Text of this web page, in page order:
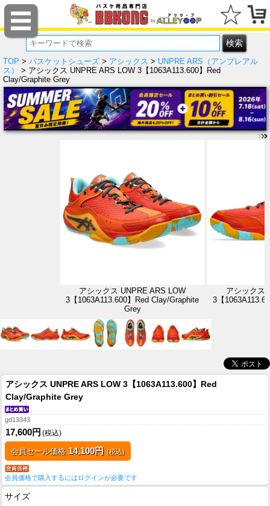
TOP > バスケットシューズ > アシックス > UNPRE ARS（アンプレアル
ス）
> アシックス UNPRE ARS LOW 3【1063A113.600】Red
Clay/Graphite Grey
アシックス UNPRE ARS LOW
3【1063A113.600】Red Clay/Graphite
Grey
アシックス
3【
アシックス UNPRE ARS LOW 3【1063A113.600】Red
Clay/Graphite Grey
gd13343
17,600円 (税込)
会員セール価格 14,100円 (税込)
会員価格で購入するにはログインが必要です
サイズ